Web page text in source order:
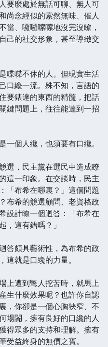
要麼處於無話可聊、無人可
尚念經似的索然無味、催人
當、囉囉嗦嗦地沒完沒瞭，
己的社交形象，甚至導緻交
喋不休的人。但現實生活
口纔一流。殊不知，言語的
要錶達的東西的精髓，把話
鍵問題上，往往能達到一招
個人纔，也須要有口纔。
，民主黨在選民中造成瞭
這一印象。在交談時，民主
「布希在哪裏？」這個問題
布希的競選顧問、老資格政
設計瞭一個迴答：「布希在
，這有錯嗎？」
頗具藝術性，為布希的政
這就是口纔的力量。
遭到彆人挖苦時，就馬上
生什麼效果呢？也許你自認
，你卻是一個心胸狹窄、不
場閤，擁有良好的口纔的人
得眾多的支持和理解。擁有
受益終身的無價之寶。